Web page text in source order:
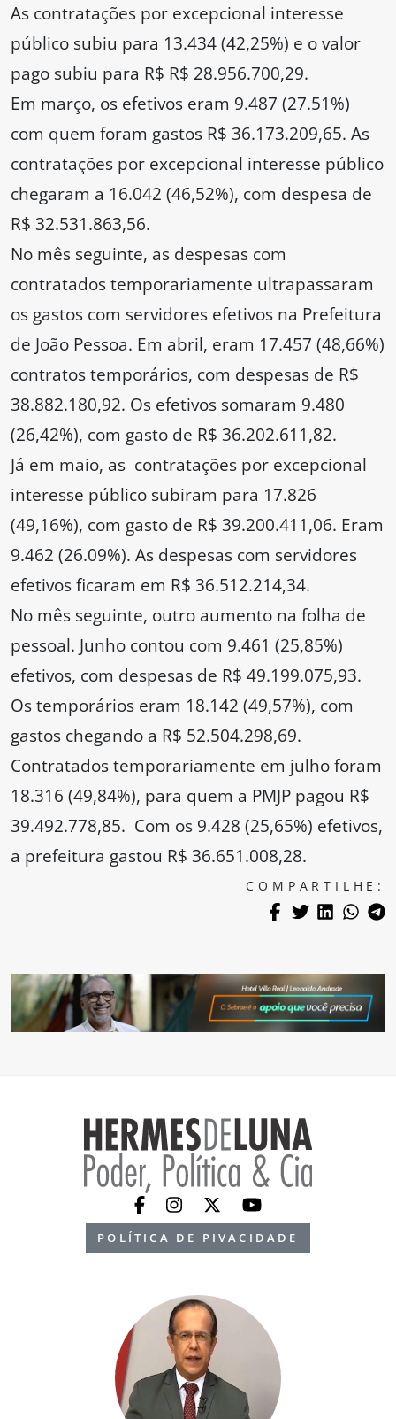
As contratações por excepcional interesse
público subiu para 13.434 (42,25%) e o valor
pago subiu para R$ R$ 28.956.700,29.
Em março, os efetivos eram 9.487 (27.51%)
com quem foram gastos R$ 36.173.209,65. As
contratações por excepcional interesse público
chegaram a 16.042 (46,52%), com despesa de
R$ 32.531.863,56.
No mês seguinte, as despesas com
contratados temporariamente ultrapassaram
os gastos com servidores efetivos na Prefeitura
de João Pessoa. Em abril, eram 17.457 (48,66%)
contratos temporários, com despesas de R$
38.882.180,92. Os efetivos somaram 9.480
(26,42%), com gasto de R$ 36.202.611,82.
Já em maio, as contratações por excepcional
interesse público subiram para 17.826
(49,16%), com gasto de R$ 39.200.411,06. Eram
9.462 (26.09%). As despesas com servidores
efetivos ficaram em R$ 36.512.214,34.
No mês seguinte, outro aumento na folha de
pessoal. Junho contou com 9.461 (25,85%)
efetivos, com despesas de R$ 49.199.075,93.
Os temporários eram 18.142 (49,57%), com
gastos chegando a R$ 52.504.298,69.
Contratados temporariamente em julho foram
18.316 (49,84%), para quem a PMJP pagou R$
39.492.778,85. Com os 9.428 (25,65%) efetivos,
a prefeitura gastou R$ 36.651.008,28.
COMPARTILHE:
POLÍTICA DE PIVACIDADE